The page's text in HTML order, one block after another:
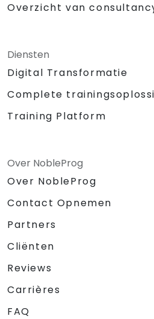
Overzicht van
Diensten
Digital Transformatie
Complete
Training Platform
Over NobleProg
Over NobleProg
Contact Opnemen
Partners
Cliënten
Reviews
Carrières
FAQ